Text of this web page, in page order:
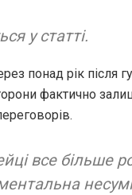
у статті.
понад рік
фактично
все більше